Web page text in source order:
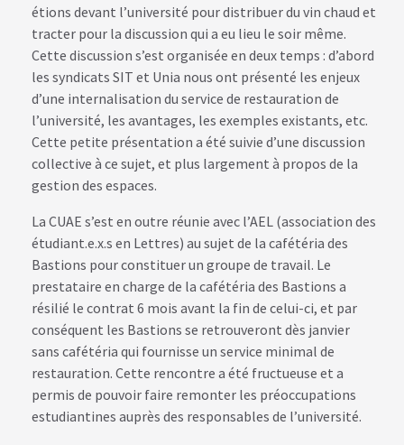
étions devant l’université pour distribuer du vin chaud et
tracter pour la discussion qui a eu lieu le soir même.
Cette discussion s’est organisée en deux temps : d’abord
les syndicats SIT et Unia nous ont présenté les enjeux
d’une internalisation du service de restauration de
l’université, les avantages, les exemples existants, etc.
Cette petite présentation a été suivie d’une discussion
collective à ce sujet, et plus largement à propos de la
gestion des espaces.
La CUAE s’est en outre réunie avec l’AEL (association des
étudiant.e.x.s en Lettres) au sujet de la cafétéria des
Bastions pour constituer un groupe de travail. Le
prestataire en charge de la cafétéria des Bastions a
résilié le contrat 6 mois avant la fin de celui-ci, et par
conséquent les Bastions se retrouveront dès janvier
sans cafétéria qui fournisse un service minimal de
restauration. Cette rencontre a été fructueuse et a
permis de pouvoir faire remonter les préoccupations
estudiantines auprès des responsables de l’université.